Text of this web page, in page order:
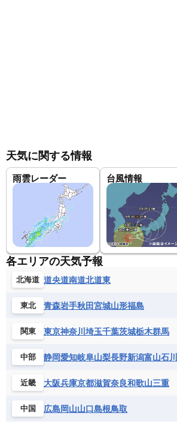
神戸市垂水区高丸(南西 明石海峡方面)
瀬戸大橋
広島県廿日市市宮島口
志布志市志布志町志布志
鹿児島市小川町
大島郡和泊町
南城市佐敷
天気に関する情報
雨雲レーダー 台風情報
各エリアの天気予報
北海道 道央道南道北道東
東北 青森岩手秋田宮城山形福島
関東 東京神奈川 埼玉千葉茨城栃木群馬
中部 静岡愛知岐阜山梨長野新潟富山石川
近畿 大阪兵庫京都滋賀奈良和歌山三重
中国 広島岡山山口島根鳥取